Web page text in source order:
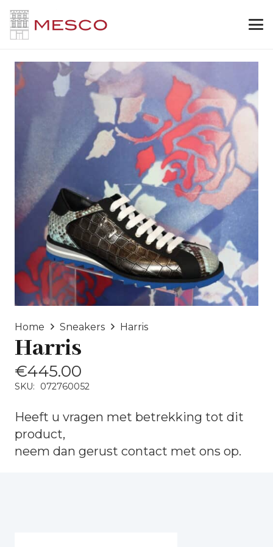
Home Sneakers Harris
Harris
€445.00
SKU: 072760052
Heeft u vragen met betrekking tot dit
product,
neem dan gerust contact met ons op.